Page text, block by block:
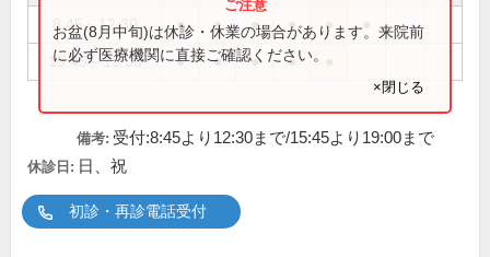
8:45～12:30 ● ● ● ● ●
15:45～19:00 ● ● ● ●
お盆(8月中旬)は休診・休業の場合があります。来院前
に必ず医療機関に直接ご確認ください。
×閉じる
備考: 受付:8:45より12:30まで/15:45より19:00まで
休診日: 日、祝
初診・再診電話受付